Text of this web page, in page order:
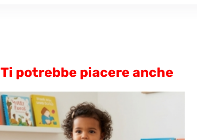
Ti potrebbe piacere anche